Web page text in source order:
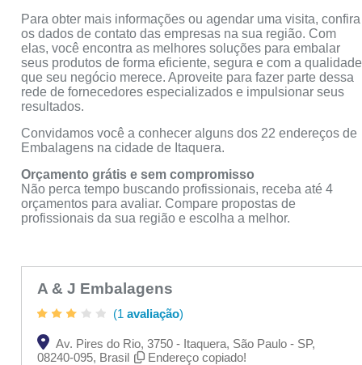
Para obter mais informações ou agendar uma visita, confira
os dados de contato das empresas na sua região. Com
elas, você encontra as melhores soluções para embalar
seus produtos de forma eficiente, segura e com a qualidade
que seu negócio merece. Aproveite para fazer parte dessa
rede de fornecedores especializados e impulsionar seus
resultados.
Convidamos você a conhecer alguns dos 22 endereços de
Embalagens na cidade de Itaquera.
Orçamento grátis e sem compromisso
Não perca tempo buscando profissionais, receba até 4
orçamentos para avaliar. Compare propostas de
profissionais da sua região e escolha a melhor.
A & J Embalagens
(1 avaliação)
Av. Pires do Rio, 3750 - Itaquera, São Paulo - SP,
08240-095, Brasil
Endereço copiado!